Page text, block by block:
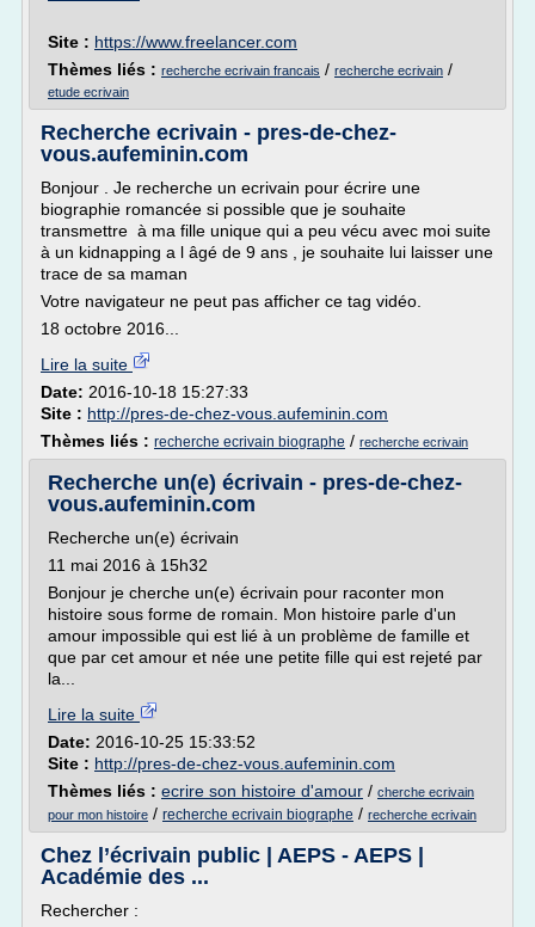
Site : https://www.freelancer.com
Thèmes liés : recherche ecrivain francais / recherche ecrivain /
etude ecrivain
Recherche ecrivain - pres-de-chez-
vous.aufeminin.com
Bonjour . Je recherche un ecrivain pour écrire une
biographie romancée si possible que je souhaite
transmettre à ma fille unique qui a peu vécu avec moi suite
à un kidnapping a l âgé de 9 ans , je souhaite lui laisser une
trace de sa maman
Votre navigateur ne peut pas afficher ce tag vidéo.
18 octobre 2016...
Lire la suite
Date: 2016-10-18 15:27:33
Site : http://pres-de-chez-vous.aufeminin.com
Thèmes liés : recherche ecrivain biographe / recherche ecrivain
Recherche un(e) écrivain - pres-de-chez-
vous.aufeminin.com
Recherche un(e) écrivain
11 mai 2016 à 15h32
Bonjour je cherche un(e) écrivain pour raconter mon
histoire sous forme de romain. Mon histoire parle d'un
amour impossible qui est lié à un problème de famille et
que par cet amour et née une petite fille qui est rejeté par
la...
Lire la suite
Date: 2016-10-25 15:33:52
Site : http://pres-de-chez-vous.aufeminin.com
Thèmes liés : ecrire son histoire d'amour / cherche ecrivain
pour mon histoire / recherche ecrivain biographe / recherche ecrivain
Chez l’écrivain public | AEPS - AEPS |
Académie des ...
Rechercher :